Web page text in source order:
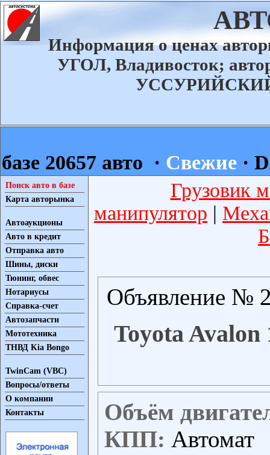
Информация о ценах
УГОЛ, Владивосток;
УССУРИЙСКИЙ
базе 20657 авто · Свежие ·
Поиск авто в базе
Карта авторынка
Автоаукционы
Авто в кредит
Отправка авто
Шины, диски
Тюнинг, обвес
Нотариусы
Справка-счет
Автозапчасти
Мототехника
ТНВД Kia Bongo
TwinCam (VBC)
Вопросы/ответы
О компании
Контакты
Грузовик
манипулятор |
Объявление №
Toyota Avalon
Объём
КПП: Автомат